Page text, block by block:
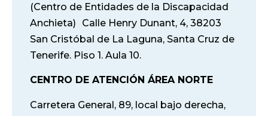
(Centro de Entidades de la Discapacidad
Anchieta) Calle Henry Dunant, 4, 38203
San Cristóbal de La Laguna, Santa Cruz de
Tenerife. Piso 1. Aula 10.
CENTRO DE ATENCIÓN ÁREA NORTE
Carretera General, 89, local bajo derecha,